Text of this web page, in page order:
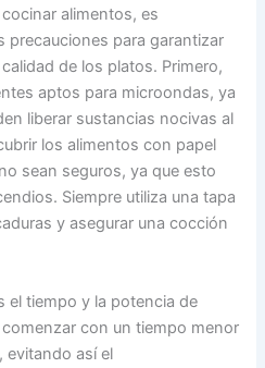
alimentos, es
precauciones para garantizar
de los platos. Primero,
aptos para microondas, ya
liberar sustancias nocivas al
los alimentos con papel
sean seguros, ya que esto
Siempre utiliza una tapa
y asegurar una cocción
el tiempo y la potencia de
con un tiempo menor
evitando así el